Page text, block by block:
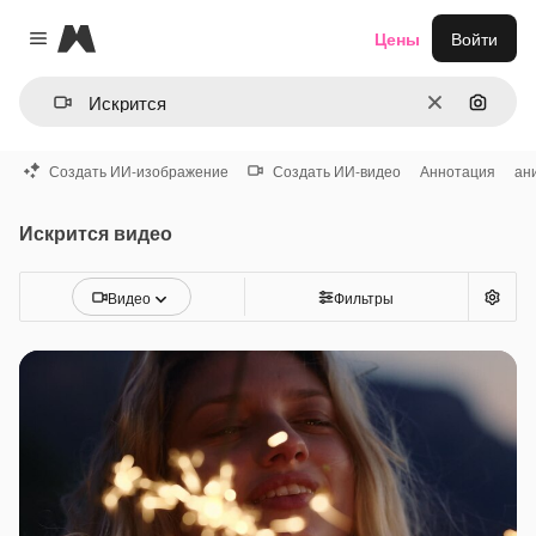
Close menu
Magnific
ОчиститьПоиск
Цены Войти
Создать ИИ-изображение Создать ИИ-видео Аннотация
Искрится видео
Видео Фильтры